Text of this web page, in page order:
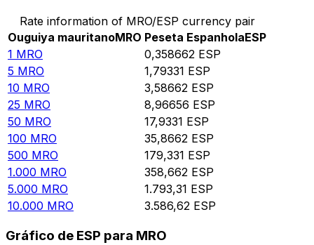
Rate information of MRO/ESP currency pair
Ouguiya mauritanoMRO Peseta EspanholaESP
1 MRO 0,358662 ESP
5 MRO 1,79331 ESP
10 MRO 3,58662 ESP
25 MRO 8,96656 ESP
50 MRO 17,9331 ESP
100 MRO 35,8662 ESP
500 MRO 179,331 ESP
1.000 MRO 358,662 ESP
5.000 MRO 1.793,31 ESP
10.000 MRO 3.586,62 ESP
Gráfico de ESP para MRO